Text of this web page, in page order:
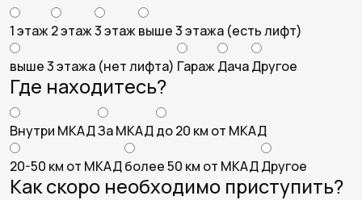
1 этаж2 этаж3 этажвыше 3 этажа (есть лифт)
выше 3 этажа (нет лифта) ГаражДачаДругое
Где находитесь?
Внутри МКАДЗа МКАДдо 20 км от МКАД
20-50 км от МКАДболее 50 км от МКАДДругое
Как скоро необходимо приступить?